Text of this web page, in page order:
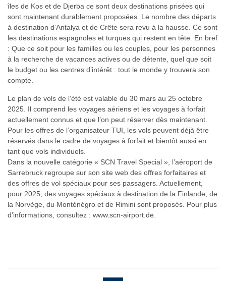
îles de Kos et de Djerba ce sont deux destinations prisées qui
sont maintenant durablement proposées. Le nombre des départs
à destination d’Antalya et de Crête sera revu à la hausse. Ce sont
les destinations espagnoles et turques qui restent en tête. En bref
: Que ce soit pour les familles ou les couples, pour les personnes
à la recherche de vacances actives ou de détente, quel que soit
le budget ou les centres d’intérêt : tout le monde y trouvera son
compte.
Le plan de vols de l’été est valable du 30 mars au 25 octobre
2025. Il comprend les voyages aériens et les voyages à forfait
actuellement connus et que l’on peut réserver dès maintenant.
Pour les offres de l’organisateur TUI, les vols peuvent déjà être
réservés dans le cadre de voyages à forfait et bientôt aussi en
tant que vols individuels.
Dans la nouvelle catégorie « SCN Travel Special », l’aéroport de
Sarrebruck regroupe sur son site web des offres forfaitaires et
des offres de vol spéciaux pour ses passagers. Actuellement,
pour 2025, des voyages spéciaux à destination de la Finlande, de
la Norvège, du Monténégro et de Rimini sont proposés. Pour plus
d’informations, consultez : www.scn-airport.de.